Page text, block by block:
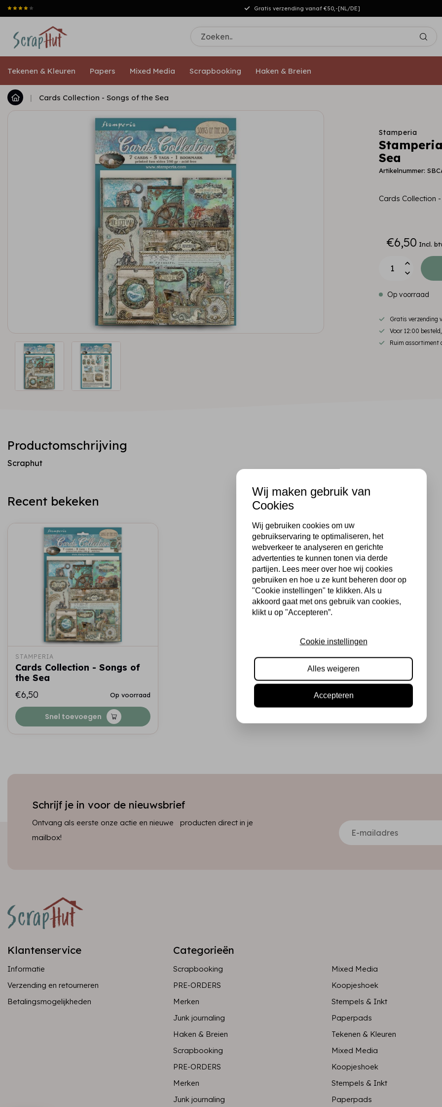
Gratis verzending vanaf €50,-[NL/DE]
Tekenen & Kleuren Papers Mixed Media Scrapbooking Haken & Breien
| Cards Collection - Songs of the Sea
Stamperia
Sea
Artikelnummer:
Cards Collection
€6,50 Incl.
Op voorraad
Gratis
Voor 12:00
Ruim assortiment
Productomschrijving
Scraphut
Recent bekeken
STAMPERIA
Cards Collection - Songs of
the Sea
€6,50
Op voorraad
Snel toevoegen
Schrijf je in voor de nieuwsbrief
Ontvang als eerste onze actie en nieuwe producten direct in je
mailbox!
Klantenservice
Informatie
Verzending en retourneren
Betalingsmogelijkheden
Categorieën
Scrapbooking
Mixed Media
PRE-ORDERS
Koopjeshoek
Merken
Stempels & Inkt
Junk journaling
Paperpads
Haken & Breien
Tekenen & Kleuren
Scrapbooking
Mixed Media
PRE-ORDERS
Koopjeshoek
Merken
Stempels & Inkt
Junk journaling
Paperpads
Wij maken gebruik van
Cookies
Wij gebruiken cookies om uw
gebruikservaring te optimaliseren, het
webverkeer te analyseren en gerichte
advertenties te kunnen tonen via derde
partijen. Lees meer over hoe wij cookies
gebruiken en hoe u ze kunt beheren door op
"Cookie instellingen" te klikken. Als u
akkoord gaat met ons gebruik van cookies,
klikt u op "Accepteren”.
Cookie instellingen
Alles weigeren
Accepteren